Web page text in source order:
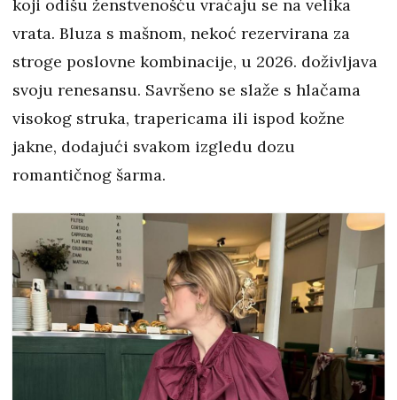
koji odišu ženstvenošću vraćaju se na velika
vrata. Bluza s mašnom, nekoć rezervirana za
stroge poslovne kombinacije, u 2026. doživljava
svoju renesansu. Savršeno se slaže s hlačama
visokog struka, trapericama ili ispod kožne
jakne, dodajući svakom izgledu dozu
romantičnog šarma.